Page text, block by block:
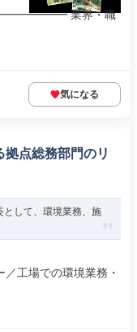
業界・職
気になる
拠点総務部門のリ
として、環境業務、施
工場での環境業務・